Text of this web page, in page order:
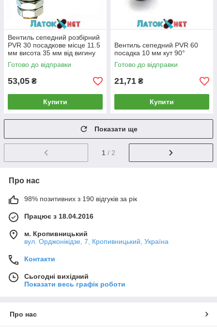
Вентиль сепедний розбірний
PVR 30 посадкове місце 11.5
мм висота 35 мм від вигину
30 мм
Готово до відправки
53,05 ₴
Купити
Вентиль сепедний PVR 60
посадка 10 мм кут 90°
Готово до відправки
21,71 ₴
Купити
Показати ще
1 / 2
Про нас
98% позитивних з 190 відгуків за рік
Працює з 18.04.2016
м. Кропивницький
вул. Орджонікідзе, 7, Кропивницький, Україна
Контакти
Сьогодні вихідний
Показати весь графік роботи
Про нас